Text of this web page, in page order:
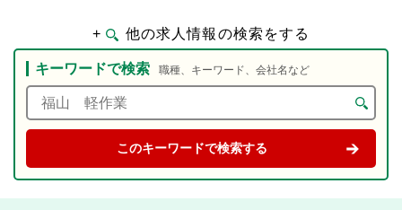
+ 他の求人情報の検索をする
キーワードで検索 職種、キーワード、会社名など